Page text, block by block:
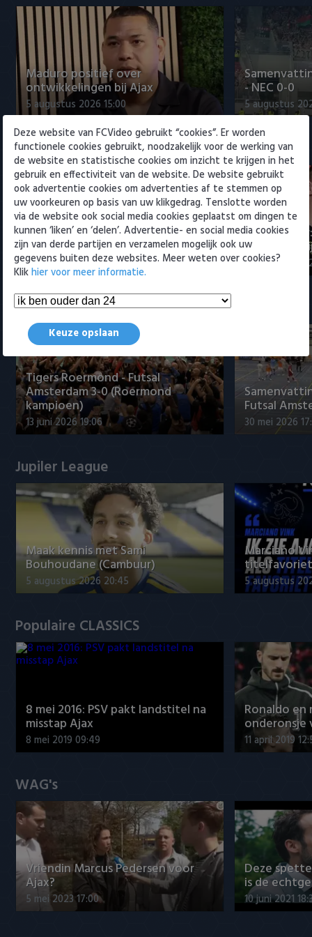
Maduro positief over
ontwikkelingen bij Ajax
5 augustus 2026 15:00
- NEC 0-0
5 augustus
Eredivisie
Maak kennis met Sami
Bouhoudane (Cambuur)
5 augustus 2026 20:45
Joris
Ahead te
5 augustus
Samenvattingen Eredivisie
Tigers Roermond - Futsal
Amsterdam 3-0 (Roermond
kampioen)
13 juni 2026 19:06
Futsal
30 mei 2026
Jupiler League
Maak kennis met Sami
Bouhoudane (Cambuur)
5 augustus 2026 20:45
Marciano
5 augustus
Populaire CLASSICS
8 mei 2016: PSV pakt landstitel na
misstap Ajax
8 mei 2019 09:49
Ronaldo
onderonsje
11 april 2019
WAG's
Vriendin Marcus Pedersen voor
Ajax?
5 mei 2023 17:00
Deze
is de
10 juni 2021
Deze website van FCVideo gebruikt “cookies”. Er worden
functionele cookies gebruikt, noodzakelijk voor de werking van
de website en statistische cookies om inzicht te krijgen in het
gebruik en effectiviteit van de website. De website gebruikt
ook advertentie cookies om advertenties af te stemmen op
uw voorkeuren op basis van uw klikgedrag. Tenslotte worden
via de website ook social media cookies geplaatst om dingen te
kunnen ‘liken’ en ‘delen’. Advertentie- en social media cookies
zijn van derde partijen en verzamelen mogelijk ook uw
gegevens buiten deze websites. Meer weten over cookies?
Klikhier voor meer informatie.
Keuze opslaan